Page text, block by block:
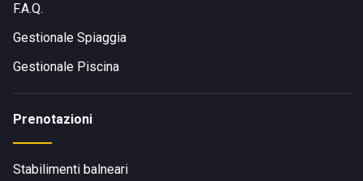
F.A.Q.
Gestionale Spiaggia
Gestionale Piscina
Prenotazioni
Stabilimenti balneari